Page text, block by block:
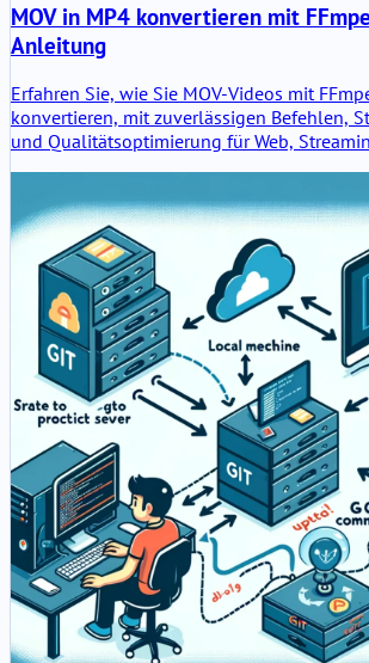
MOV in MP4 konvertieren mit
Anleitung
Erfahren Sie, wie Sie MOV-Videos mit
konvertieren, mit zuverlässigen Befehlen,
und Qualitätsoptimierung für Web,